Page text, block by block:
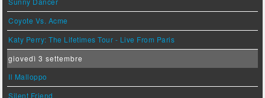
Coyote Vs. Acme
Katy Perry: The Lifetimes Tour - Live From Paris
giovedì 3 settembre
Il Malloppo
Silent Friend